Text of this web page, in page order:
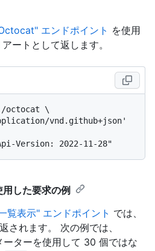
エンドポイント を使用
ートとして返します。
/octocat \
vnd.github+json'
した要求の例
覧表示" エンドポイント では、
されます。 次の例では、
ーターを使用して 30 個ではな